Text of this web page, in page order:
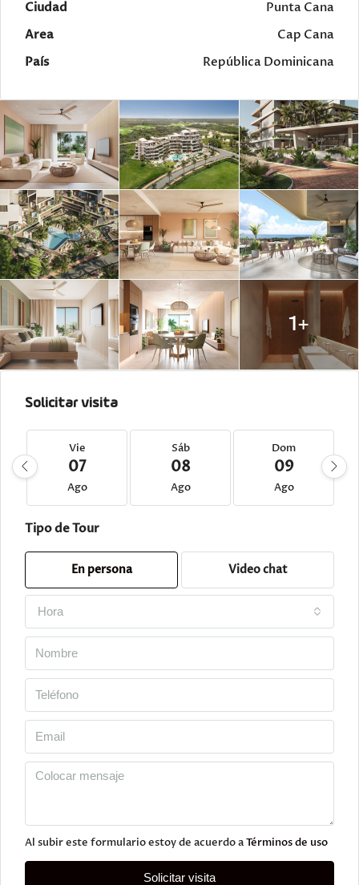
Ciudad
Punta Cana
Area
Cap Cana
País
República Dominicana
1+
Solicitar visita
Vie
07
Ago
Sáb
08
Ago
Dom
09
Ago
Tipo de Tour
En persona Video chat
Hora
Al subir este formulario estoy de acuerdo aTérminos de uso
Solicitar visita